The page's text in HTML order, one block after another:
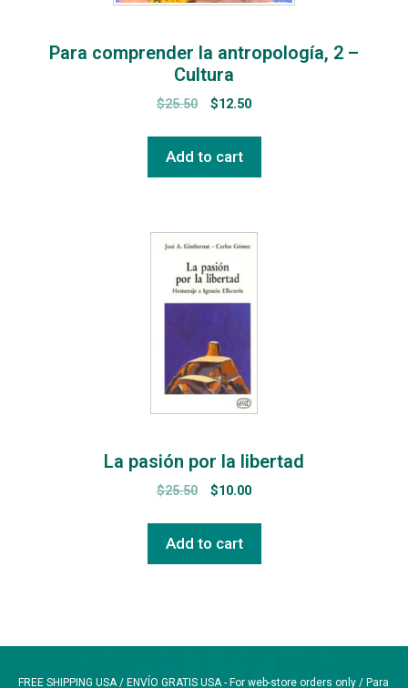
Para comprender la antropología, 2 –
Cultura
$25.50 $12.50
Add to cart
La pasión por la libertad
$25.50 $10.00
Add to cart
FREE SHIPPING USA / ENVÍO GRATIS USA - For web-store orders only / Para